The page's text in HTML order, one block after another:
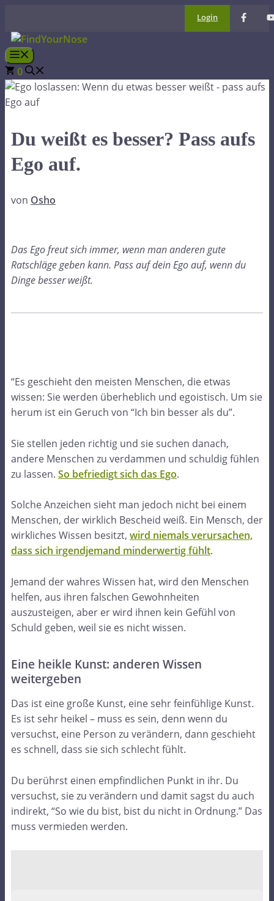
springen
Login
Menü
0
Du weißt es besser? Pass aufs
Ego auf.
von Osho
Das Ego freut sich immer, wenn man anderen gute
Ratschläge geben kann. Pass auf dein Ego auf, wenn du
Dinge besser weißt.
“Es geschieht den meisten Menschen, die etwas
wissen: Sie werden überheblich und egoistisch. Um sie
herum ist ein Geruch von “Ich bin besser als du”.
Sie stellen jeden richtig und sie suchen danach,
andere Menschen zu verdammen und schuldig fühlen
zu lassen. So befriedigt sich das Ego.
Solche Anzeichen sieht man jedoch nicht bei einem
Menschen, der wirklich Bescheid weiß. Ein Mensch, der
wirkliches Wissen besitzt, wird niemals verursachen,
dass sich irgendjemand minderwertig fühlt.
Jemand der wahres Wissen hat, wird den Menschen
helfen, aus ihren falschen Gewohnheiten
auszusteigen, aber er wird ihnen kein Gefühl von
Schuld geben, weil sie es nicht wissen.
Eine heikle Kunst: anderen Wissen
weitergeben
Das ist eine große Kunst, eine sehr feinfühlige Kunst.
Es ist sehr heikel – muss es sein, denn wenn du
versuchst, eine Person zu verändern, dann geschieht
es schnell, dass sie sich schlecht fühlt.
Du berührst einen empfindlichen Punkt in ihr. Du
versuchst, sie zu verändern und damit sagst du auch
indirekt, “So wie du bist, bist du nicht in Ordnung.” Das
muss vermieden werden.